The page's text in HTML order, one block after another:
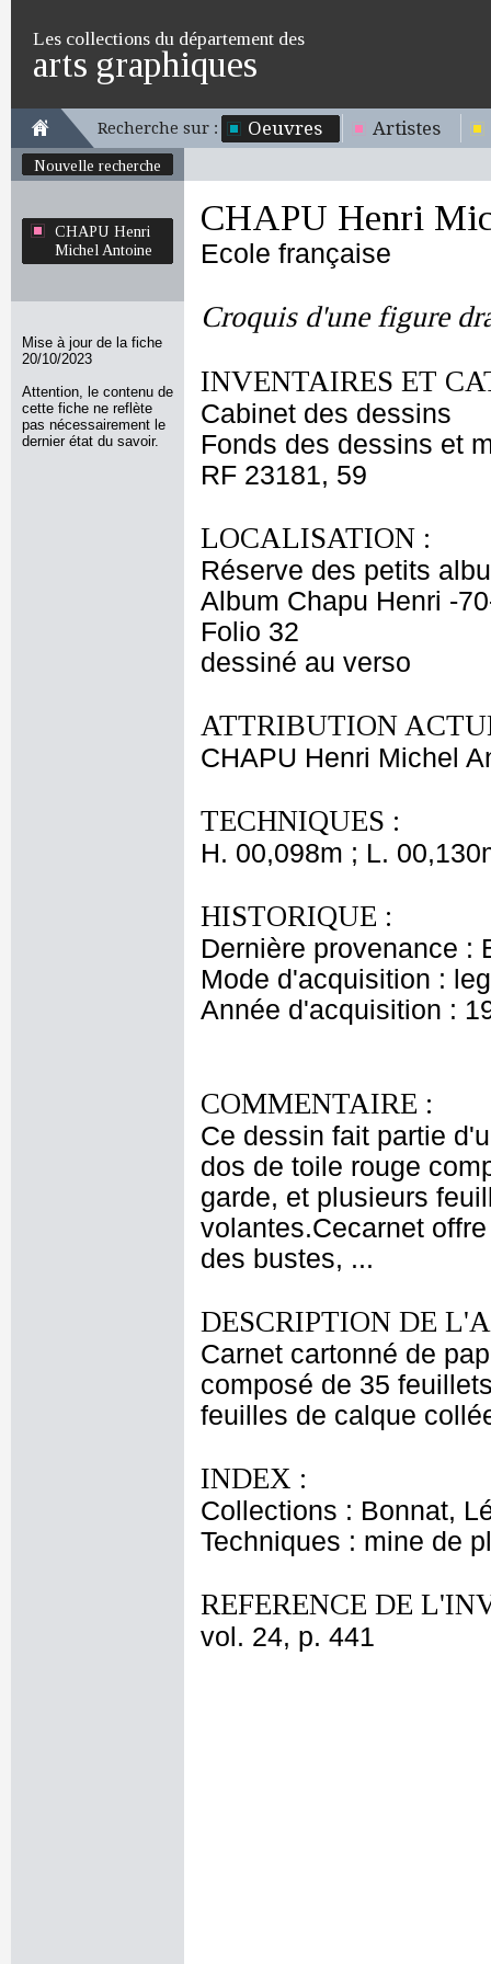
Les collections du département des
arts graphiques
Recherche sur : Oeuvres Artistes
Nouvelle recherche
CHAPU Henri
Michel Antoine
Mise à jour de la fiche
20/10/2023
Attention, le contenu de
cette fiche ne reflète
pas nécessairement le
dernier état du savoir.
CHAPU Henri
Ecole française
Croquis d'une figure
INVENTAIRES ET
Cabinet des dessins
Fonds des dessins et
RF 23181, 59
LOCALISATION :
Réserve des petits
Album Chapu Henri -
Folio 32
dessiné au verso
ATTRIBUTION
CHAPU Henri Michel
TECHNIQUES :
H. 00,098m ; L.
HISTORIQUE :
Dernière provenance :
Mode d'acquisition :
Année d'acquisition :
COMMENTAIRE :
Ce dessin fait partie
dos de toile rouge
garde, et plusieurs
volantes.Cecarnet
des bustes, ...
DESCRIPTION DE
Carnet cartonné de
composé de 35
feuilles de calque
INDEX :
Collections : Bonnat,
Techniques : mine de
REFERENCE DE
vol. 24, p. 441